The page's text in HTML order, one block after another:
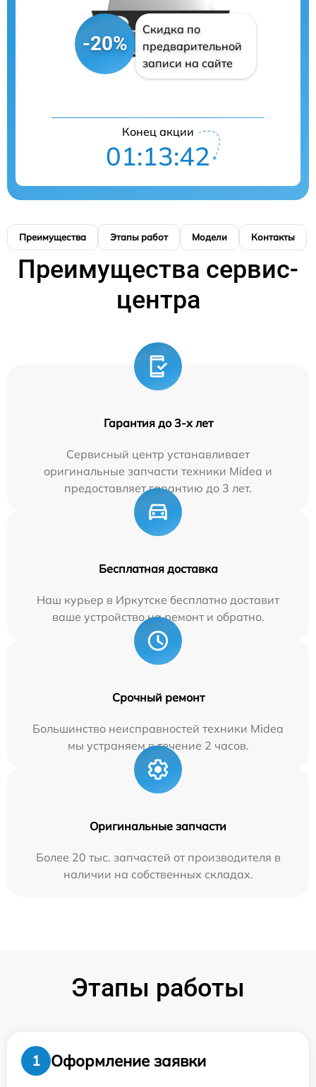
-20%
Скидка по
предварительной
записи на сайте
Конец акции
01:13:42
Преимущества Этапы работ Модели Контакты
Преимущества сервис-
центра
Гарантия до 3-х лет
Сервисный центр устанавливает
оригинальные запчасти техники Midea и
предоставляет гарантию до 3 лет.
Бесплатная доставка
Наш курьер в Иркутске бесплатно доставит
ваше устройство на ремонт и обратно.
Срочный ремонт
Большинство неисправностей техники Midea
мы устраняем в течение 2 часов.
Оригинальные запчасти
Более 20 тыс. запчастей от производителя в
наличии на собственных складах.
Этапы работы
1
Оформление заявки